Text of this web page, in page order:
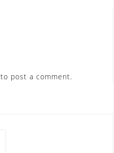
to post a comment.